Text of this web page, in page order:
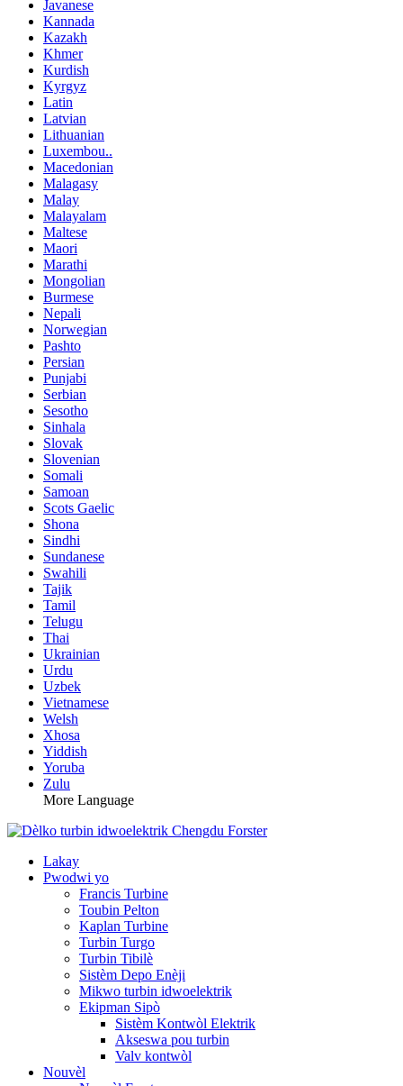
Javanese
Kannada
Kazakh
Khmer
Kurdish
Kyrgyz
Latin
Latvian
Lithuanian
Luxembou..
Macedonian
Malagasy
Malay
Malayalam
Maltese
Maori
Marathi
Mongolian
Burmese
Nepali
Norwegian
Pashto
Persian
Punjabi
Serbian
Sesotho
Sinhala
Slovak
Slovenian
Somali
Samoan
Scots Gaelic
Shona
Sindhi
Sundanese
Swahili
Tajik
Tamil
Telugu
Thai
Ukrainian
Urdu
Uzbek
Vietnamese
Welsh
Xhosa
Yiddish
Yoruba
Zulu
More Language
Lakay
Pwodwi yo
Francis Turbine
Toubin Pelton
Kaplan Turbine
Turbin Turgo
Turbin Tibilè
Sistèm Depo Enèji
Mikwo turbin idwoelektrik
Ekipman Sipò
Sistèm Kontwòl Elektrik
Akseswa pou turbin
Valv kontwòl
Nouvèl